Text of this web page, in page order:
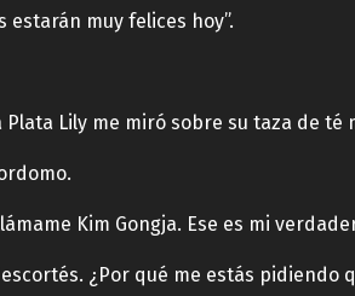
estarán muy felices hoy”.
Plata Lily me miró sobre su taza de té
Kim Gongja. Ese es mi
¿Por qué me estás